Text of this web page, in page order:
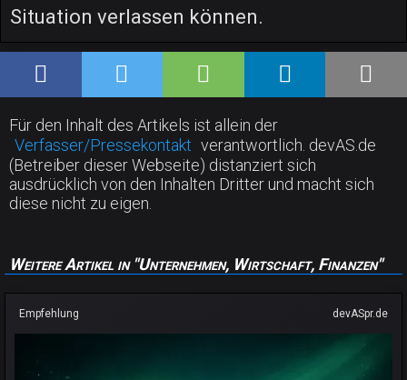
Situation verlassen können.
Für den Inhalt des Artikels ist allein der
Verfasser/Pressekontakt verantwortlich. devAS.de
(Betreiber dieser Webseite) distanziert sich
ausdrücklich von den Inhalten Dritter und macht sich
diese nicht zu eigen.
Weitere Artikel in "Unternehmen, Wirtschaft, Finanzen"
Empfehlung devASpr.de